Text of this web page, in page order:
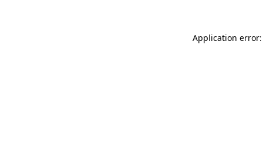
Application